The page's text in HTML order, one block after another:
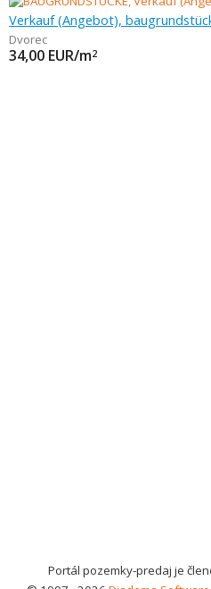
Verkauf (Angebot),
Dvorec
34,00 EUR/m2
Portál pozemky-predaj je